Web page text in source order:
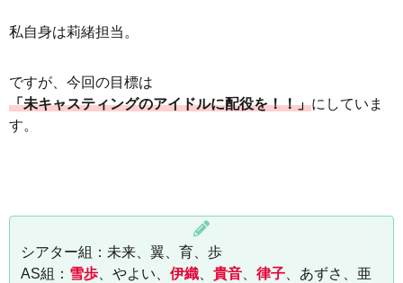
私自身は莉緒担当。
ですが、今回の目標は
「未キャスティングのアイドルに配役を！！」にしていま
す。
シアター組：未来、翼、育、歩
AS組： 雪歩 、やよい、 伊織 貴音 律子 、あずさ、亜